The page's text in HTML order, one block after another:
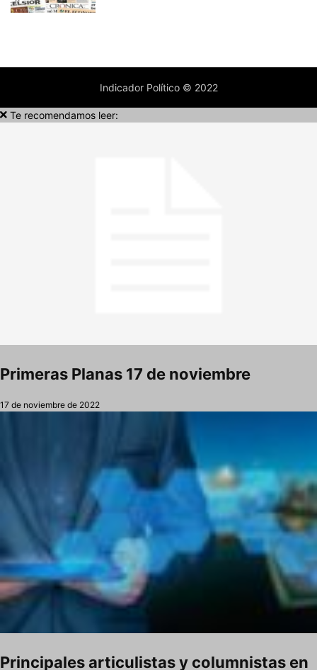
Indicador Político © 2022
Te recomendamos leer:
Primeras Planas 17 de noviembre
17 de noviembre de 2022
Principales articulistas y columnistas en